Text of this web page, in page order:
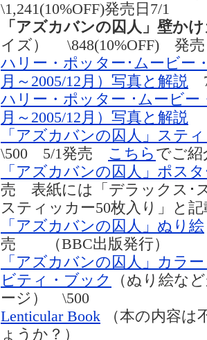
\1,241(10%OFF)発売日7/1
「アズカバンの囚人」壁か
イズ） \848(10%OFF) 発売
ハリー・ポッター･ムービー
月～2005/12月）写真と解説
ハリー・ポッター ･ムービー
月～2005/12月）写真と解説
「アズカバンの囚人」ステ
\500 5/1発売 こちら でご
「アズカバンの囚人」ポス
売 表紙には「デラックス･
スティッカー50枚入り」と
「アズカバンの囚人」ぬり絵
売 （BBC出版発行）
「アズカバンの囚人」カラ
ビティ・ブック
（ぬり絵な
ージ） \500
Lenticular Book （本の内容は
ょうか？）